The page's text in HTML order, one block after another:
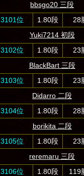
bbsgo20 三段
3101位
1.80段
28
Yuki7214 初段
3102位
1.80段
23
BlackBart 三段
3103位
1.80段
23
Didarro 二段
3104位
1.80段
28
borikita 二段
3105位
1.80段
23
reremaru 三段
3106位
1.80段
119